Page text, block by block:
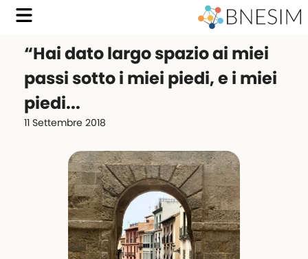
“Hai dato largo spazio ai miei
passi sotto i miei piedi, e i miei
piedi...
11 Settembre 2018